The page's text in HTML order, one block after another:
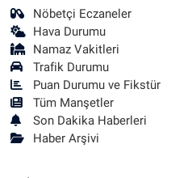
Nöbetçi Eczaneler
Hava Durumu
Namaz Vakitleri
Trafik Durumu
Puan Durumu ve Fikstür
Tüm Manşetler
Son Dakika Haberleri
Haber Arşivi